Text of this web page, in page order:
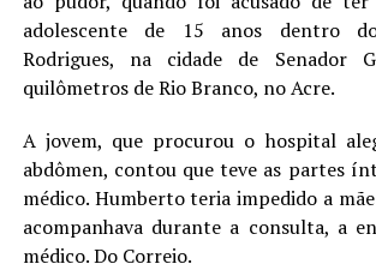
adolescente de 15 anos dentro
Rodrigues, na cidade de Senador
quilômetros de Rio Branco, no Acre.
A jovem, que procurou o hospital
abdômen, contou que teve as partes
médico. Humberto teria impedido a
acompanhava durante a consulta, a
médico. Do Correio.